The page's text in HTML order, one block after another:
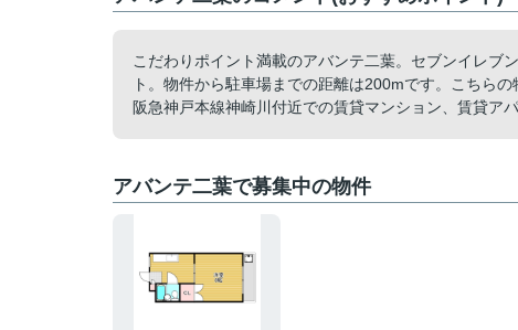
こだわりポイント満載のアバンテ二葉。セブンイレブ
ト。物件から駐車場までの距離は200mです。こちら
阪急神戸本線神崎川付近での賃貸マンション、賃貸ア
アバンテ二葉で募集中の物件